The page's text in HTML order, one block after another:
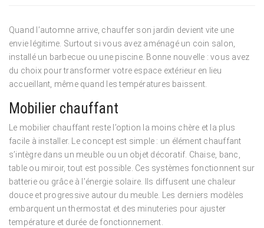
Quand l’automne arrive, chauffer son jardin devient vite une
envie légitime. Surtout si vous avez aménagé un coin salon,
installé un barbecue ou une piscine. Bonne nouvelle : vous avez
du choix pour transformer votre espace extérieur en lieu
accueillant, même quand les températures baissent.
Mobilier chauffant
Le mobilier chauffant reste l’option la moins chère et la plus
facile à installer. Le concept est simple : un élément chauffant
s’intègre dans un meuble ou un objet décoratif. Chaise, banc,
table ou miroir, tout est possible. Ces systèmes fonctionnent sur
batterie ou grâce à l’énergie solaire. Ils diffusent une chaleur
douce et progressive autour du meuble. Les derniers modèles
embarquent un thermostat et des minuteries pour ajuster
température et durée de fonctionnement.